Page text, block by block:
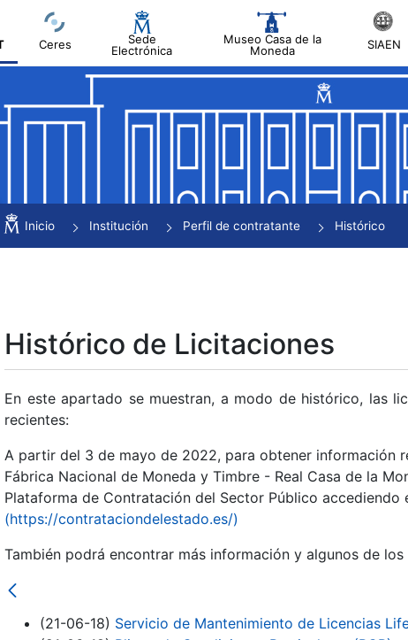
Ceres
Sede
Electrónica
Museo Casa de la
Moneda
SIAEN
Mostrar/Ocultar
Mostrar/Ocultar
Mostrar/Ocultar
Mostrar/Ocultar
Mostrar/Ocultar
Inicio Institución Perfil de contratante Histórico
Histórico de Licitaciones
En este apartado se muestran, a modo de histórico, las
recientes:
A partir del 3 de mayo de 2022, para obtener información
Fábrica Nacional de Moneda y Timbre - Real Casa de la
Plataforma de Contratación del Sector Público accediendo
(https://contrataciondelestado.es/)
También podrá encontrar más información y algunos de
(21-06-18) Servicio de Mantenimiento de Licencias